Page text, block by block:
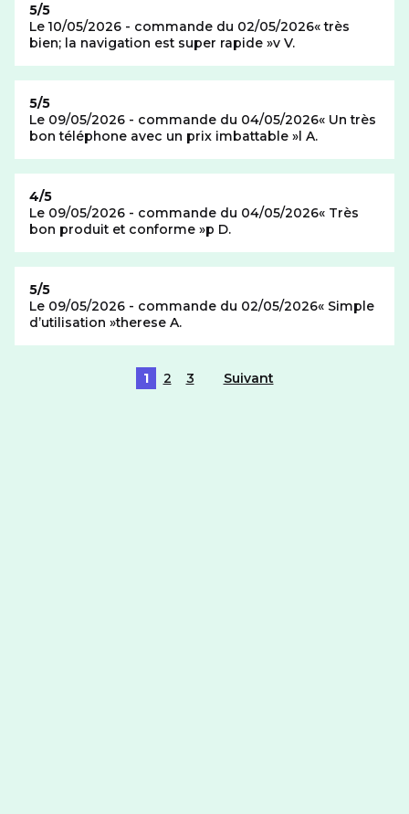
Note de
5/5
Le 10/05/2026 - commande du 02/05/2026 très
bien; la navigation est super rapide
v V.
Note de
5/5
Le 09/05/2026 - commande du 04/05/2026
Un très
bon téléphone avec un prix imbattable
l A.
Note de
4/5
Le 09/05/2026 - commande du 04/05/2026
Très
bon produit et conforme
p D.
Note de
5/5
Le 09/05/2026 - commande du 02/05/2026
Simple
d’utilisation
therese A.
1 2 3 Suivant